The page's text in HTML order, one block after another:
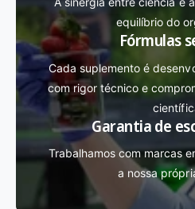
equilíbrio do
Fórmulas
Cada suplemento é
com rigor técnico e
Garantia de
Trabalhamos com marcas
a nossa